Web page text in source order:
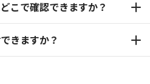
こで確認できますか？
きますか？